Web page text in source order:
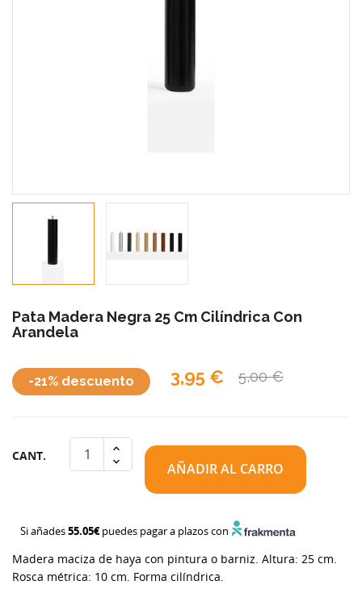
Pata Madera Negra 25 Cm Cilíndrica Con
Arandela
3,95 € 5,00 €
-21% descuento
Madera maciza de haya con pintura o barniz. Altura: 25 cm.
Rosca métrica: 10 cm. Forma cilíndrica.
CANT.
AÑADIR AL CARRO
Si añades55.05€puedes pagar a plazos con